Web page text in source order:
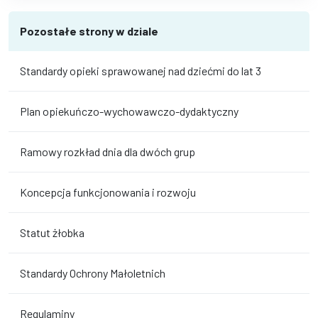
Pozostałe strony w dziale
Standardy opieki sprawowanej nad dziećmi do lat 3
Plan opiekuńczo-wychowawczo-dydaktyczny
Ramowy rozkład dnia dla dwóch grup
Koncepcja funkcjonowania i rozwoju
Statut żłobka
Standardy Ochrony Małoletnich
Regulaminy